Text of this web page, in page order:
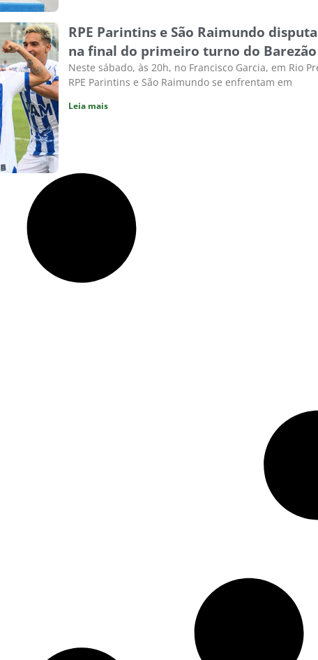
RPE Parintins e São Raimundo
na final do primeiro turno do Barezão
Neste sábado, às 20h, no Francisco Garcia, em Rio
RPE Parintins e São Raimundo se enfrentam em
Leia mais